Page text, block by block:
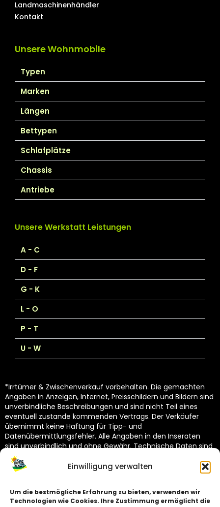
Einwilligung verwalten
Um die bestmögliche Erfahrung zu bieten, verwenden wir
Technologien wie Cookies. Ihre Zustimmung ermöglicht die
Landmaschinenhändler
Kontakt
Unsere Wohnmobile
Typen
Marken
Längen
Bettypen
Schlafplätze
Chassis
Antriebe
Unsere Werkstatt Leistungen
A - C
D - F
G - K
L - O
P - T
U - W
*Irrtümer & Zwischenverkauf vorbehalten. Die gemachten
Angaben in Anzeigen, Internet, Preisschildern und Bildern sind
unverbindliche Beschreibungen und sind nicht Teil eines
eventuell zustande kommenden Vertrags. Der Verkäufer
übernimmt keine Haftung für Tipp- und
Datenübermittlungsfehler. Alle Angaben in den Inseraten
sind unverbindlich und ohne Gewähr. Technische Daten sind
vom Hersteller übernommen und unterliegen Toleranzen
(siehe Technische Kataloge des Herstellers). Dekoration
nicht im Lieferumfang.